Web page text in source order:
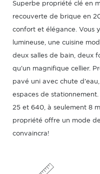
Superbe propriété clé en
recouverte de brique en
confort et élégance. Vous
lumineuse, une cuisine
deux salles de bain, deux
qu'un magnifique cellier.
pavé uni avec chute
espaces de
25 et 640, à seulement 8
propriété offre un mode
convaincra!